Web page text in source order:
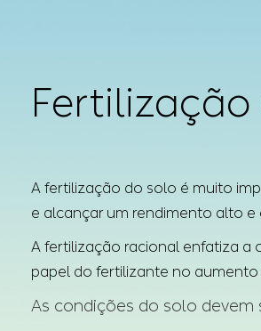
A fertilização do solo é muito
e alcançar um rendimento alto e
A fertilização racional enfatiza a
papel do fertilizante no
As condições do solo devem